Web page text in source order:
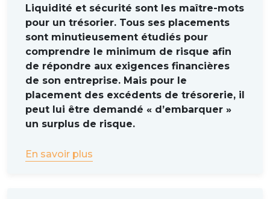
En effet, la banque s’engage à verser un spread
pendant toute la durée duswap , même en cas de
baisse des marchés actions, tandis que les
investisseurs peuvent sortir du fonds à tout
moment sans pénalité. Cette situation peut donner
l’impression d’une asymétrie entre les intérêts des
parties.
La réponse réside dans la réglementation bancaire.
détention d’actifs au bilan particulièrement
Liquidité et sécurité sont les maître-mots
pour un trésorier. Tous ses placements
sont minutieusement étudiés pour
comprendre le minimum de risque afin
de répondre aux exigences financières
de son entreprise. Mais pour le
placement des excédents de trésorerie, il
peut lui être demandé « d’embarquer »
un surplus de risque.
En savoir plus